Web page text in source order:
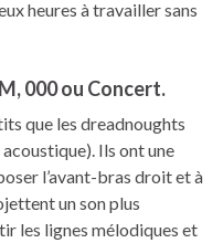
heures à travailler sans
000 ou Concert.
que les dreadnoughts
Ils ont une
l’avant-bras droit et à
un son plus
les lignes mélodiques et